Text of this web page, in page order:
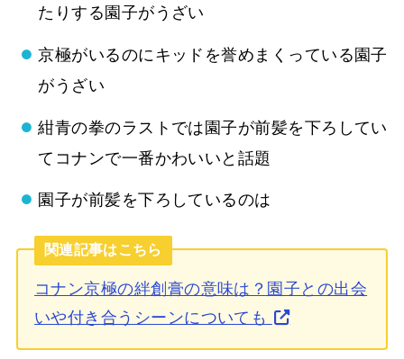
たりする園子がうざい
京極がいるのにキッドを誉めまくっている園子
がうざい
紺青の拳のラストでは園子が前髪を下ろしてい
てコナンで一番かわいいと話題
園子が前髪を下ろしているのは
関連記事はこちら
コナン京極の絆創膏の意味は？園子との出会
いや付き合うシーンについても